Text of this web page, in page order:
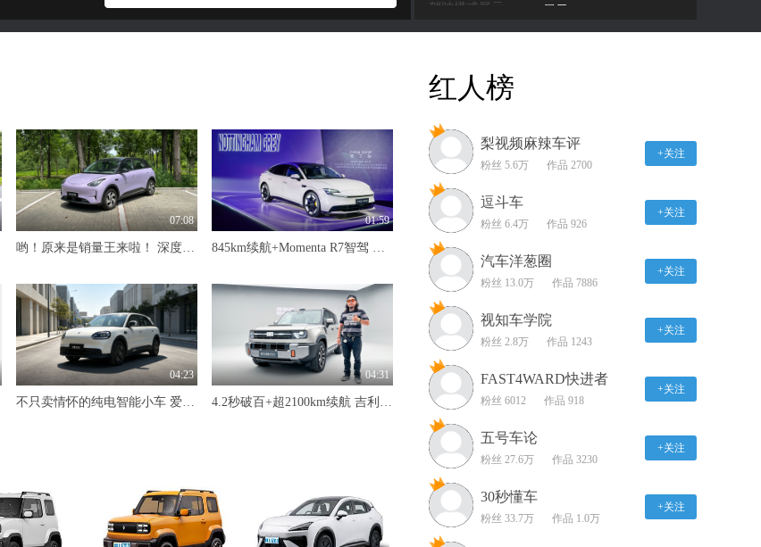
00:47
2018款奥迪A8L 灯光展示
01:44
2018款奥迪A8L 导航系统
2018款奥迪A8L 储物空间
展示
展示
2018款奥迪A8L ACC自适
应巡航控制展示
2018款奥迪A8L CarPlay
07:08
哟！原来是销量王来啦！ 深度试驾吉利星愿
01:59
845km续航+Momenta R7智驾 MG07预售12.59万-16.59万
04:23
不只卖情怀的纯电智能小车 爱卡深度试驾奇瑞QQ3
04:31
4.2秒破百+超2100km续航 吉利银河战舰700硬派SUV实力出圈
红人榜
梨视频麻辣车评
粉丝 5.6万 作品 2700
+关注
逗斗车
粉丝 6.4万 作品 926
+关注
汽车洋葱圈
粉丝 13.0万 作品 7886
+关注
视知车学院
粉丝 2.8万 作品 1243
+关注
FAST4WARD快进者
粉丝 6012 作品 918
+关注
五号车论
粉丝 27.6万 作品 3230
+关注
30秒懂车
粉丝 33.7万 作品 1.0万
+关注